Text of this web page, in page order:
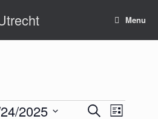
Menu
Evenementen
ZoekenEvenement
2025